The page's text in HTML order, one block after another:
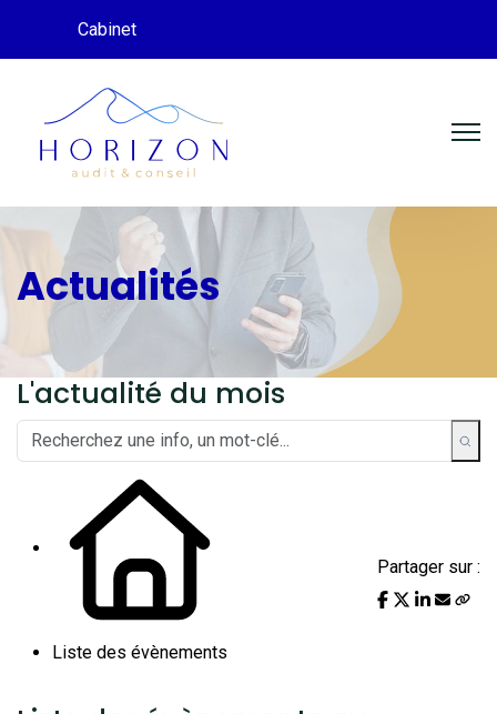
Cabinet
Actualités
L'actualité du mois
Liste des évènements
Partager sur :